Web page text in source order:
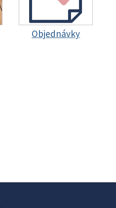
Objednávky